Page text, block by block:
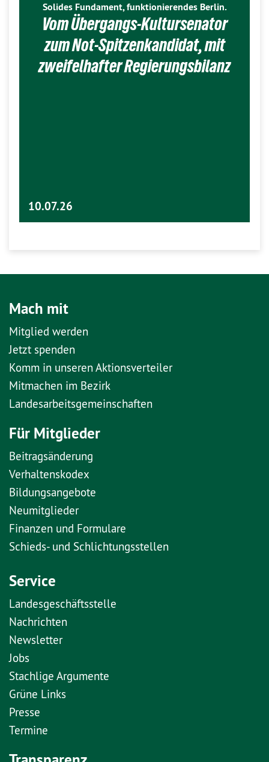
Solides Fundament, funktionierendes Berlin.
Vom Übergangs-Kultursenator
zum Not-Spitzenkandidat, mit
zweifelhafter Regierungsbilanz
10.07.26
Mach mit
Mitglied werden
Jetzt spenden
Komm in unseren Aktionsverteiler
Mitmachen im Bezirk
Landesarbeitsgemeinschaften
Für Mitglieder
Beitragsänderung
Verhaltenskodex
Bildungsangebote
Neumitglieder
Finanzen und Formulare
Schieds- und Schlichtungsstellen
Service
Landesgeschäftsstelle
Nachrichten
Newsletter
Jobs
Stachlige Argumente
Grüne Links
Presse
Termine